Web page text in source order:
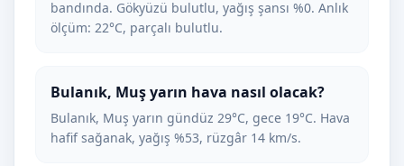
bandında. Gökyüzü bulutlu, yağış şansı %0. Anlık
ölçüm: 22°C, parçalı bulutlu.
Bulanık, Muş yarın hava nasıl olacak?
Bulanık, Muş yarın gündüz 29°C, gece 19°C. Hava
hafif sağanak, yağış %53, rüzgâr 14 km/s.